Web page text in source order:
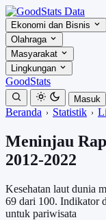
Ekonomi dan Bisnis
Olahraga
Masyarakat
Lingkungan
GoodStats
Masuk
Beranda Statistik
Meninjau
2012-2022
Kesehatan laut dunia
69 dari 100. Indikator
untuk pariwisata